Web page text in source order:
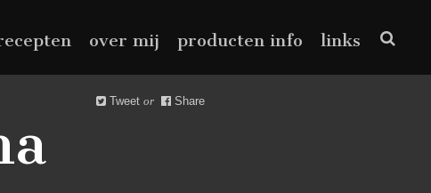
over mij producten info links
Tweet or Share